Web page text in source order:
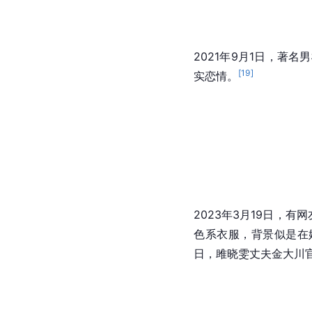
2021年9月1日，著名
实恋情。
[19]
2023年3月19日，有网
色系衣服，背景似是
日，雎晓雯丈夫金大川